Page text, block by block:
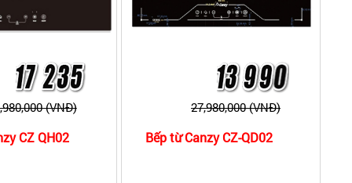
(VNĐ)
CZ QH02
27,980,000 (VNĐ)
Bếp từ Canzy CZ-QD02